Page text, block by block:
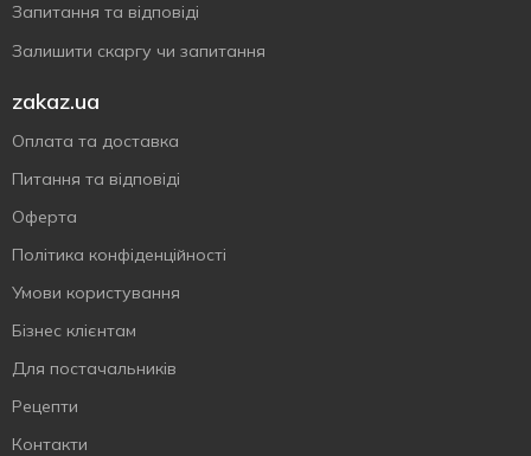
Запитання та відповіді
Залишити скаргу чи запитання
zakaz.ua
Оплата та доставка
Питання та відповіді
Оферта
Політика конфіденційності
Умови користування
Бізнес клієнтам
Для постачальників
Рецепти
Контакти